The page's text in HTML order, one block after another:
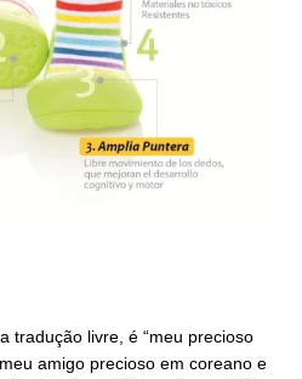
tradução livre, é “meu precioso
amigo precioso em coreano e